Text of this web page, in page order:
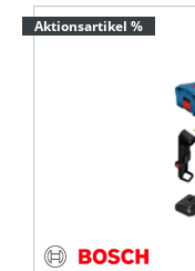
Aktionsartikel %